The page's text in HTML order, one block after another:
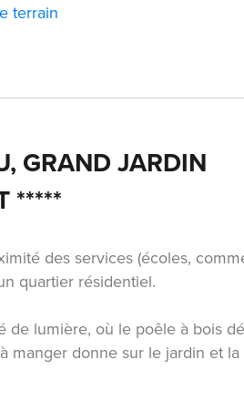
terrain
GRAND JARDIN
*****
des services (écoles,
quartier résidentiel.
de lumière, où le poêle à bois
manger donne sur le jardin et